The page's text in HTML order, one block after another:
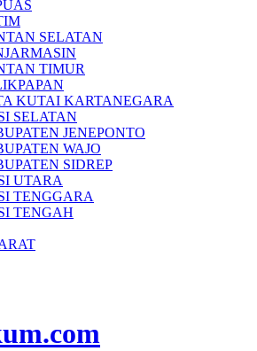
SELATAN
TIMUR
KUTAI KARTANEGARA
SELATAN
JENEPONTO
WAJO
SIDREP
UTARA
TENGGARA
TENGAH